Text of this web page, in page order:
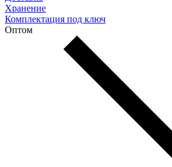
Хранение
Комплектация под ключ
Оптом